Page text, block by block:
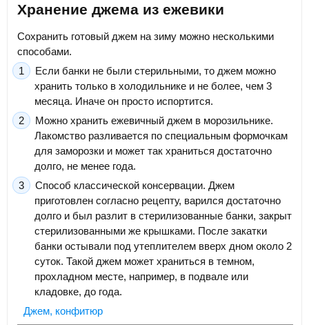
Хранение джема из ежевики
Сохранить готовый джем на зиму можно несколькими
способами.
Если банки не были стерильными, то джем можно
хранить только в холодильнике и не более, чем 3
месяца. Иначе он просто испортится.
Можно хранить ежевичный джем в морозильнике.
Лакомство разливается по специальным формочкам
для заморозки и может так храниться достаточно
долго, не менее года.
Способ классической консервации. Джем
приготовлен согласно рецепту, варился достаточно
долго и был разлит в стерилизованные банки, закрыт
стерилизованными же крышками. После закатки
банки остывали под утеплителем вверх дном около 2
суток. Такой джем может храниться в темном,
прохладном месте, например, в подвале или
кладовке, до года.
Джем, конфитюр